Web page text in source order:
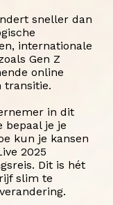
sneller dan
internationale
Gen Z
online
transitie.
in dit
bepaal je je
kun je kansen
2025
Dit is hét
slim te